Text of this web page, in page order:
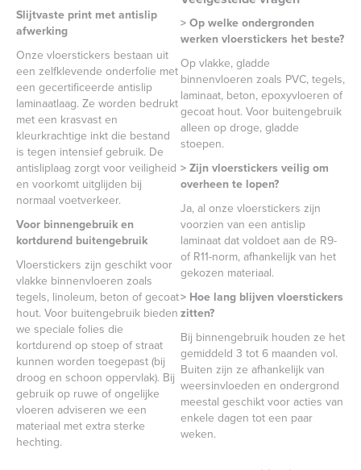
Slijtvaste print met antislip
afwerking
Onze vloerstickers bestaan uit
een zelfklevende onderfolie met
een gecertificeerde antislip
laminaatlaag. Ze worden bedrukt
met een krasvast en
kleurkrachtige inkt die bestand
is tegen intensief gebruik. De
antisliplaag zorgt voor veiligheid
en voorkomt uitglijden bij
normaal voetverkeer.
Voor binnengebruik en
kortdurend buitengebruik
Vloerstickers zijn geschikt voor
vlakke binnenvloeren zoals
tegels, linoleum, beton of gecoat
hout. Voor buitengebruik bieden
we speciale folies die
kortdurend op stoep of straat
kunnen worden toegepast (bij
droog en schoon oppervlak). Bij
gebruik op ruwe of ongelijke
vloeren adviseren we een
materiaal met extra sterke
hechting.
> Op welke ondergronden
werken vloerstickers het beste?
Op vlakke, gladde
binnenvloeren zoals PVC, tegels,
laminaat, beton, epoxyvloeren of
gecoat hout. Voor buitengebruik
alleen op droge, gladde
stoepen.
> Zijn vloerstickers veilig om
overheen te lopen?
Ja, al onze vloerstickers zijn
voorzien van een antislip
laminaat dat voldoet aan de R9-
of R11-norm, afhankelijk van het
gekozen materiaal.
> Hoe lang blijven vloerstickers
zitten?
Bij binnengebruik houden ze het
gemiddeld 3 tot 6 maanden vol.
Buiten zijn ze afhankelijk van
weersinvloeden en ondergrond
meestal geschikt voor acties van
enkele dagen tot een paar
weken.